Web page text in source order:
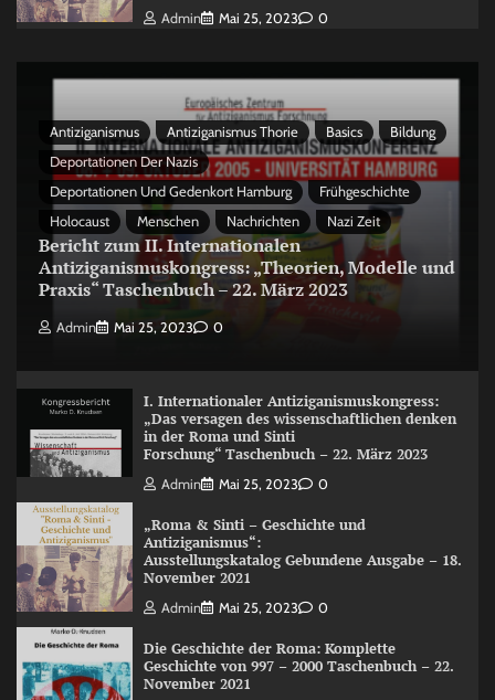
Admin Mai 25, 2023 0
Antiziganismus Antiziganismus Thorie Basics
Bildung
Deportationen Der Nazis
Deportationen Und Gedenkort Hamburg
Frühgeschichte
Holocaust
Menschen Nachrichten Nazi Zeit
Bericht zum II. Internationalen
Antiziganismuskongress: „Theorien, Modelle und
Praxis“ Taschenbuch – 22. März 2023
Admin Mai 25, 2023 0
I. Internationaler Antiziganismuskongress:
„Das versagen des wissenschaftlichen denken
in der Roma und Sinti
Forschung“ Taschenbuch – 22. März 2023
Admin Mai 25, 2023 0
„Roma & Sinti – Geschichte und
Antiziganismus“:
Ausstellungskatalog Gebundene Ausgabe – 18.
November 2021
Admin Mai 25, 2023 0
Die Geschichte der Roma: Komplette
Geschichte von 997 – 2000 Taschenbuch – 22.
November 2021